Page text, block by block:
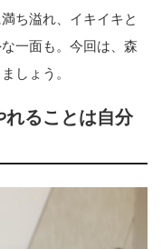
ち溢れ、イキイキと
一面も。今回は、森
しょう。
れることは自分